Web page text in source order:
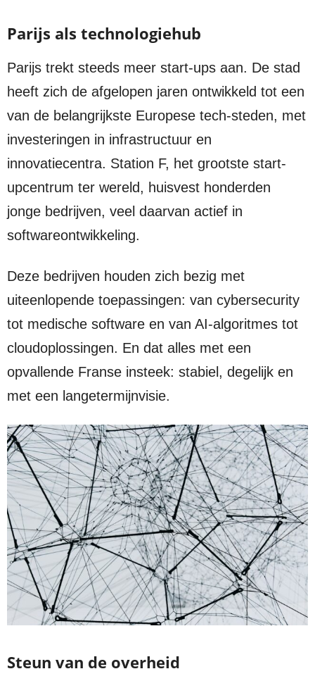
Parijs als technologiehub
Parijs trekt steeds meer start-ups aan. De stad
heeft zich de afgelopen jaren ontwikkeld tot een
van de belangrijkste Europese tech-steden, met
investeringen in infrastructuur en
innovatiecentra. Station F, het grootste start-
upcentrum ter wereld, huisvest honderden
jonge bedrijven, veel daarvan actief in
softwareontwikkeling.
Deze bedrijven houden zich bezig met
uiteenlopende toepassingen: van cybersecurity
tot medische software en van AI-algoritmes tot
cloudoplossingen. En dat alles met een
opvallende Franse insteek: stabiel, degelijk en
met een langetermijnvisie.
Steun van de overheid